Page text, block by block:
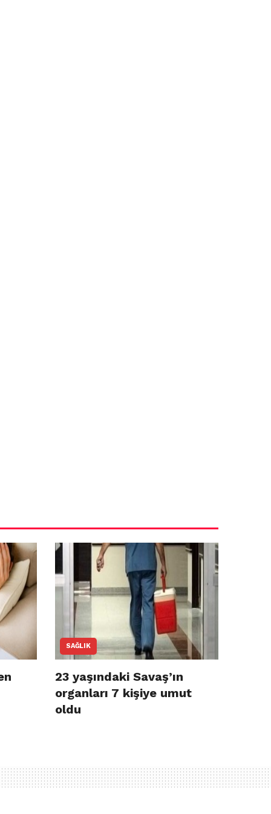
SAĞLIK
23 yaşındaki Savaş’ın
organları 7 kişiye umut
oldu